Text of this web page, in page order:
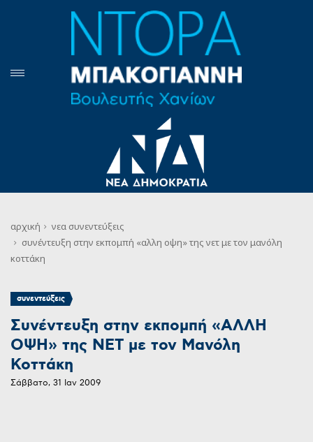
αρχική νεα συνεντεύξεις
συνέντευξη στην εκπομπή «αλλη οψη» της νετ με τον μανόλη
κοττάκη
συνεντεύξεις
Συνέντευξη στην εκπομπή «ΑΛΛΗ
ΟΨΗ» της ΝΕΤ με τον Μανόλη
Κοττάκη
Σάββατο, 31 Ιαν 2009